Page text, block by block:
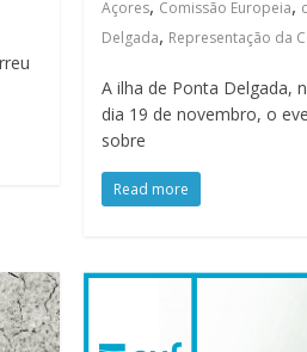
Açores, Comissão Europeia,
Delgada, Representação da
A ilha de Ponta Delgada,
dia 19 de novembro, o
sobre
Read more